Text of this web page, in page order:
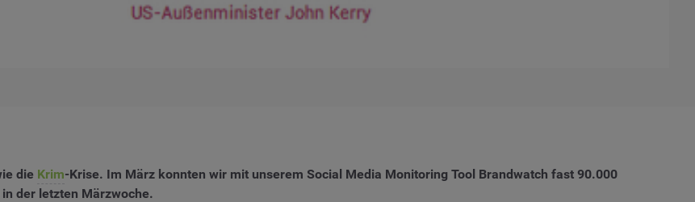
die Krim-Krise. Im März konnten wir mit unserem Social Media Monitoring Tool Brandwatch fast 90.000
der letzten Märzwoche.